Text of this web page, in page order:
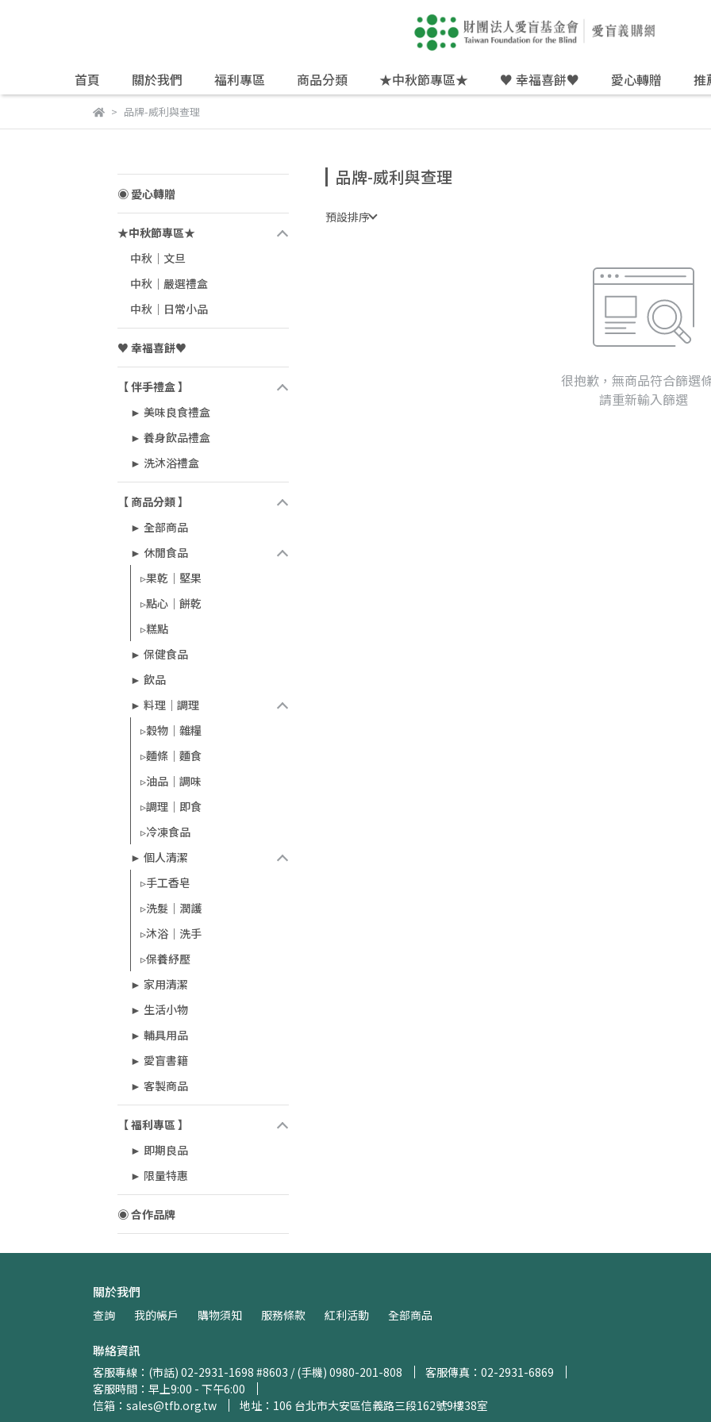
首頁 關於我們 福利專區 商品分類 ★中秋節專區★ ♥ 幸福喜餅♥ 愛心轉贈 推
品牌-威利與查理
◉ 愛心轉贈
★中秋節專區★
中秋｜文旦
中秋｜嚴選禮盒
中秋｜日常小品
♥ 幸福喜餅♥
【 伴手禮盒 】
► 美味良食禮盒
► 養身飲品禮盒
► 洗沐浴禮盒
【 商品分類 】
► 全部商品
► 休閒食品
▹果乾｜堅果
▹點心｜餅乾
▹糕點
► 保健食品
► 飲品
► 料理｜調理
▹穀物｜雜糧
▹麵條｜麵食
▹油品｜調味
▹調理｜即食
▹冷凍食品
► 個人清潔
▹手工香皂
▹洗髮｜潤護
▹沐浴｜洗手
▹保養紓壓
► 家用清潔
► 生活小物
► 輔具用品
► 愛盲書籍
► 客製商品
【 福利專區 】
► 即期良品
► 限量特惠
◉ 合作品牌
品牌-威利與查理
預設排序
很抱歉，無商品符合篩選
請重新輸入篩選
關於我們
查詢 我的帳戶 購物須知 服務條款 紅利活動 全部商品
聯絡資訊
客服專線：(市話) 02-2931-1698 #8603 / (手機) 0980-201-808
客服傳真：02-2931-6869
客服時間：早上9:00 - 下午6:00
信箱：sales@tfb.org.tw
地址：106 台北市大安區信義路三段162號9樓38室